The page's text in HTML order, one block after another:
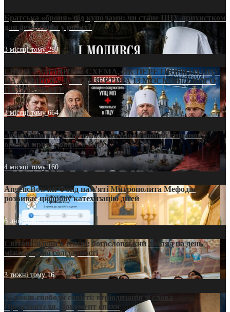
Братська «броня» під куполами: чи стане ПЦУ прихистком
для дезертирів у рясах?
3 місяці тому293
СВЯТІ УХИЛЯНТИ: СХЕМА, ЯК ПЕРЕТВОРИТИ ПЦУ
НА «ОФШОР» ДЛЯ ДЕЗЕРТИРА ІЗ МОСКОВСЬКОГО
ПАТРІАРХАТУ
3 місяці тому654
«Кейс Тихона» у Тернополі: як Молитовний сніданок
оголив кризу довіри в ПЦУ
4 місяці тому160
AngelicBot: як Фонд пам’яті Митрополита Мефодія
розвиває цифрову катехизацію дітей
6 днів тому9
Світові лідери в Києві: богословський погляд на день
міжнародної солідарності
3 тижні тому16
35 років свободи совісті: періодизація зі слова
Предстоятеля. Документ епохи